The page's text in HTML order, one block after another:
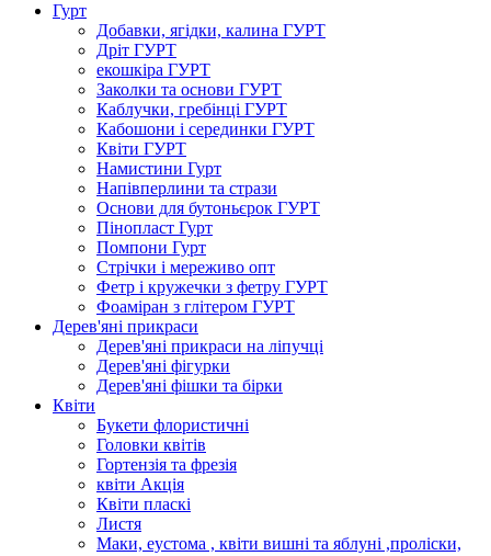
Гурт
Добавки, ягідки, калина ГУРТ
Дріт ГУРТ
екошкіра ГУРТ
Заколки та основи ГУРТ
Каблучки, гребінці ГУРТ
Кабошони і серединки ГУРТ
Квіти ГУРТ
Намистини Гурт
Напівперлини та стрази
Основи для бутоньєрок ГУРТ
Пінопласт Гурт
Помпони Гурт
Стрічки і мереживо опт
Фетр і кружечки з фетру ГУРТ
Фоаміран з глітером ГУРТ
Дерев'яні прикраси
Дерев'яні прикраси на ліпучці
Дерев'яні фігурки
Дерев'яні фішки та бірки
Квіти
Букети флористичні
Головки квітів
Гортензія та фрезія
квіти Акція
Квіти пласкі
Листя
Маки, еустома , квіти вишні та яблуні ,проліски,